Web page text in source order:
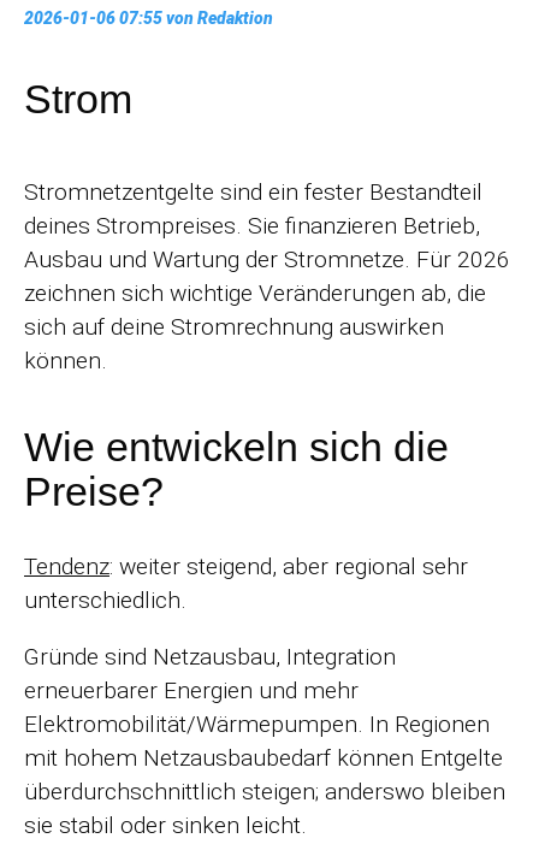
2026-01-06 07:55von Redaktion
Strom
Stromnetzentgelte sind ein fester Bestandteil
deines Strompreises. Sie finanzieren Betrieb,
Ausbau und Wartung der Stromnetze. Für 2026
zeichnen sich wichtige Veränderungen ab, die
sich auf deine Stromrechnung auswirken
können.
Wie entwickeln sich die
Preise?
Tendenz: weiter steigend, aber regional sehr
unterschiedlich.
Gründe sind Netzausbau, Integration
erneuerbarer Energien und mehr
Elektromobilität/Wärmepumpen. In Regionen
mit hohem Netzausbaubedarf können Entgelte
überdurchschnittlich steigen; anderswo bleiben
sie stabil oder sinken leicht.